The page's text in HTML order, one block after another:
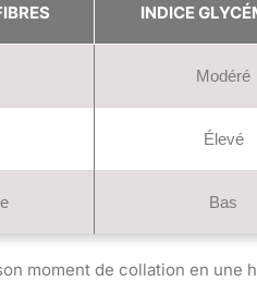
INDICE
Modéré
Élevé
Bas
moment de collation en une